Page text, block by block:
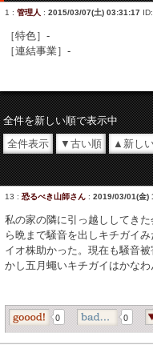
1 : 管理人 : 2015/03/07(土) 03:31:17
［特色］-
［連結事業］-
全件を新しい順で表示中
全件表示
▼古い順 ▲新し
13 : 恐るべき山師さん : 2019/03/01(金)
私の家の隣に引っ越ししてき
ら晩まで騒音を出しキチガイ
イオ株助かった。現在も騒音
かし五月蠅いキチガイはかなわ
0 0